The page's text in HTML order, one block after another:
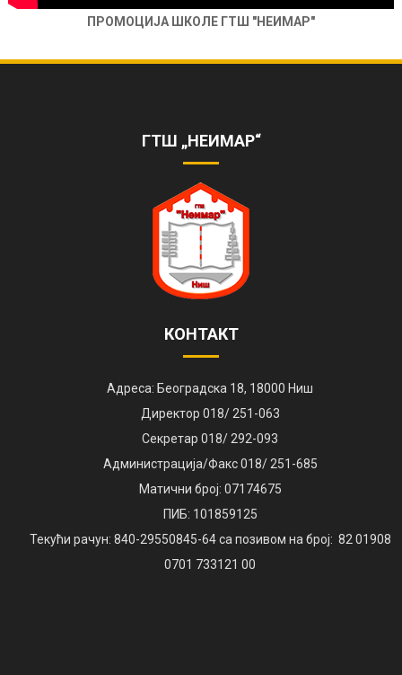
ПРОМОЦИЈА ШКОЛЕ ГТШ "НЕИМАР"
ZVANI%C4%8CNIKANAL
ГТШ „НЕИМАР“
КОНТАКТ
Адреса: Београдска 18, 18000 Ниш
Директор 018/ 251-063
Секретар 018/ 292-093
Администрација/Факс 018/ 251-685
Матични број: 07174675
ПИБ: 101859125
Текући рачун: 840-29550845-64 са позивом на број: 82 01908
0701 733121 00